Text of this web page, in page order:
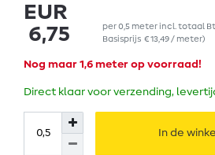
EUR
6,75
per0,5 meterincl. totaal
Basisprijs € 13,49 / meter)
Nog maar 1,6 meter op voorraad!
Direct klaar voor verzending,
In de